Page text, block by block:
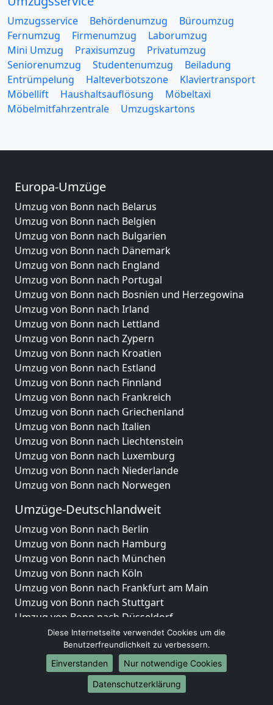
Umzugsservice Behördenumzug
Büroumzug
Fernumzug
Firmenumzug
Laborumzug
Mini Umzug
Praxisumzug
Privatumzug
Seniorenumzug
Studentenumzug
Beiladung
Entrümpelung
Halteverbotszone
Klaviertransport
Möbellift
Haushaltsauflösung
Möbeltaxi
Möbelmitfahrzentrale
Umzugskartons
Europa-Umzüge
Umzug von Bonn nach Belarus
Umzug von Bonn nach Belgien
Umzug von Bonn nach Bulgarien
Umzug von Bonn nach Dänemark
Umzug von Bonn nach England
Umzug von Bonn nach Portugal
Umzug von Bonn nach Bosnien und Herzegowina
Umzug von Bonn nach Irland
Umzug von Bonn nach Lettland
Umzug von Bonn nach Zypern
Umzug von Bonn nach Kroatien
Umzug von Bonn nach Estland
Umzug von Bonn nach Finnland
Umzug von Bonn nach Frankreich
Umzug von Bonn nach Griechenland
Umzug von Bonn nach Italien
Umzug von Bonn nach Liechtenstein
Umzug von Bonn nach Luxemburg
Umzug von Bonn nach Niederlande
Umzug von Bonn nach Norwegen
Umzüge-Deutschlandweit
Umzug von Bonn nach Berlin
Umzug von Bonn nach Hamburg
Umzug von Bonn nach München
Umzug von Bonn nach Köln
Umzug von Bonn nach Frankfurt am Main
Umzug von Bonn nach Stuttgart
Umzug von Bonn nach Düsseldorf
Umzug von Bonn nach Leipzig
Umzug von Bonn nach Dortmund
Umzug von Bonn nach Essen
Umzug von Bonn nach Bremen
Umzug von Bonn nach Dresden
Diese Internetseite verwendet Cookies um die
Benutzerfreundlichkeit zu verbessern.
Einverstanden
Nur notwendige Cookies
Datenschutzerklärung